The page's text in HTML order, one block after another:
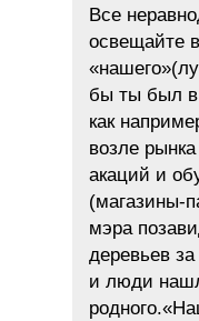
Все
освещайте
бы ты был в
как
возле
акаций и
(магазины-
мэра
деревьев
и люди